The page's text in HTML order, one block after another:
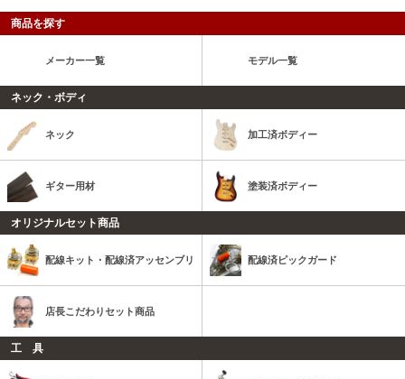
商品を探す
メーカー一覧 モデル一覧
ネック・ボディ
ネック 加工済ボディー
ギター用材 塗装済ボディー
オリジナルセット商品
配線キット・配線済アッセンブリ 配線済ピックガード
店長こだわりセット商品
工 具